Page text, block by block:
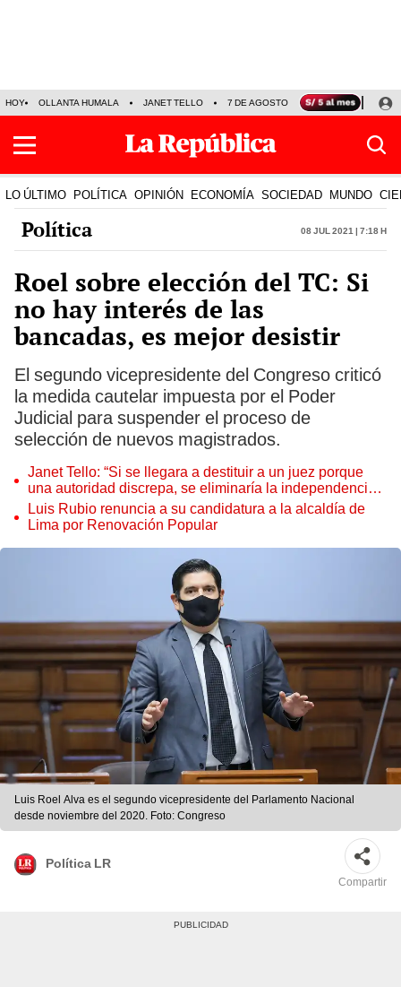
HOY OLLANTA HUMALA JANET TELLO 7 DE AGOSTO TINKA RESULTADOS
LO ÚLTIMO POLÍTICA OPINIÓN ECONOMÍA SOCIEDAD MUNDO
Política 08 Jul 2021 | 7:18 h
Roel sobre elección del TC: Si
no hay interés de las
bancadas, es mejor desistir
El segundo vicepresidente del Congreso criticó
la medida cautelar impuesta por el Poder
Judicial para suspender el proceso de
selección de nuevos magistrados.
Janet Tello: “Si se llegara a destituir a un juez porque
una autoridad discrepa, se eliminaría la independencia
judicial”
Luis Rubio renuncia a su candidatura a la alcaldía de
Lima por Renovación Popular
Luis Roel Alva es el segundo vicepresidente del Parlamento Nacional
desde noviembre del 2020. Foto: Congreso
Política LR
Compartir